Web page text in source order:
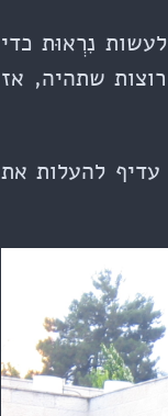
נִרְאוּת כדי
שתהיה, אז
להעלות את